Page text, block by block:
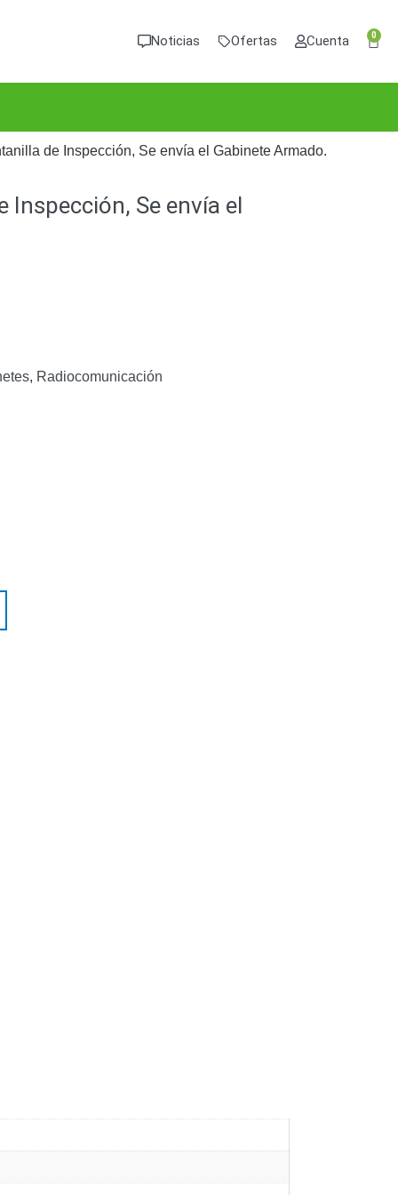
Noticias Ofertas Cuenta 0
de Inspección, Se envía el Gabinete Armado.
Inspección, Se envía el
, Radiocomunicación